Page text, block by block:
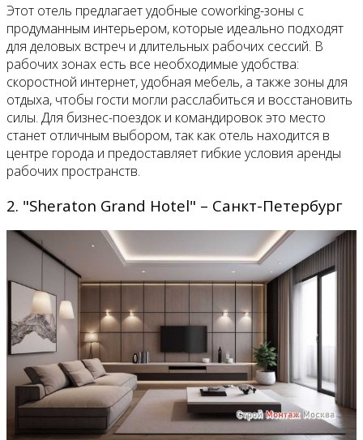
Этот отель предлагает удобные coworking-зоны с
продуманным интерьером, которые идеально подходят
для деловых встреч и длительных рабочих сессий. В
рабочих зонах есть все необходимые удобства:
скоростной интернет, удобная мебель, а также зоны для
отдыха, чтобы гости могли расслабиться и восстановить
силы. Для бизнес-поездок и командировок это место
станет отличным выбором, так как отель находится в
центре города и предоставляет гибкие условия аренды
рабочих пространств.
2. "Sheraton Grand Hotel" – Санкт-Петербург